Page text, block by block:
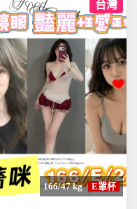
台灣
166/47 kg E罩杯